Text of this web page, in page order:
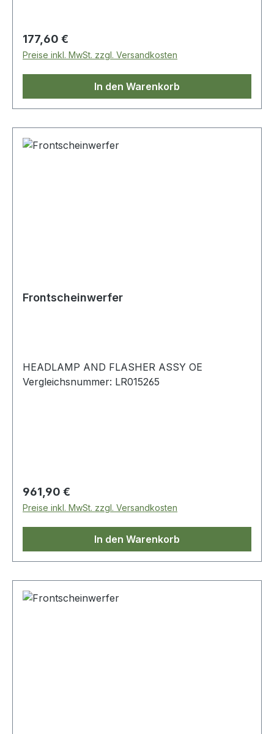
Regulärer Preis:
177,60 €
Preise inkl. MwSt. zzgl. Versandkosten
In den Warenkorb
Frontscheinwerfer
HEADLAMP AND FLASHER ASSY OE
Vergleichsnummer: LR015265
Regulärer Preis:
961,90 €
Preise inkl. MwSt. zzgl. Versandkosten
In den Warenkorb